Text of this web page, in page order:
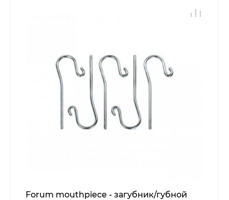
Forum mouthpiece - загубник/губной